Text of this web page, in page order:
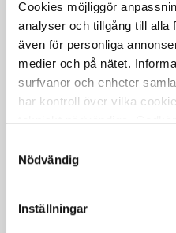
Cookies möjliggör
analyser och tillgång till alla
även för personliga
medier och på nätet.
surfvanor och enheter
har kontroll över vilka
länder utanför EU med olika
att godkänna samtycker
Nödvändig
Inställningar
Nitrilhandskar för engångsbruk